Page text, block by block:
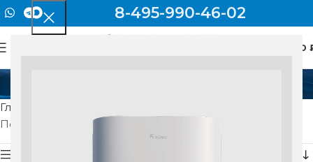
8-495-990-46-02
0
Главная
Показаны все результаты (6)
Показать боковую панель